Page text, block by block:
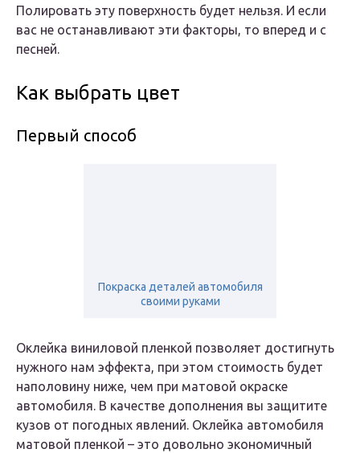
Полировать эту поверхность будет нельзя. И если
вас не останавливают эти факторы, то вперед и с
песней.
Как выбрать цвет
Первый способ
Покраска деталей автомобиля
своими руками
Оклейка виниловой пленкой позволяет достигнуть
нужного нам эффекта, при этом стоимость будет
наполовину ниже, чем при матовой окраске
автомобиля. В качестве дополнения вы защитите
кузов от погодных явлений. Оклейка автомобиля
матовой пленкой – это довольно экономичный